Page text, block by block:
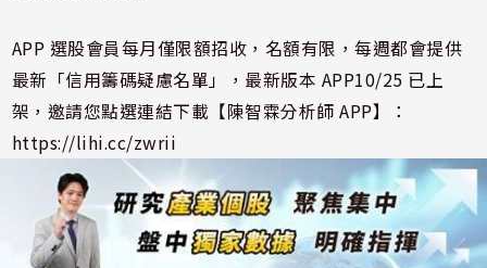
APP 選股會員每月僅限額招收，名額有限，每週都會提供
最新「信用籌碼疑慮名單」，最新版本 APP10/25 已上
架，邀請您點選連結下載【陳智霖分析師 APP】：
https://lihi.cc/zwrii